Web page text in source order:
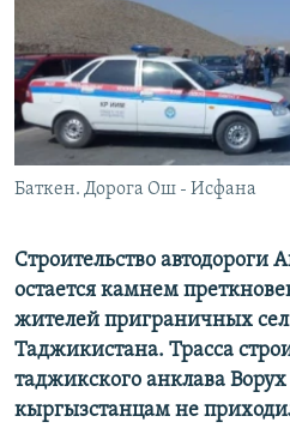
Баткен. Дорога Ош - Исфана
Строительство
остается камнем
жителей приграничных
Таджикистана. Трасса
таджикского анклава
кыргызстанцам не